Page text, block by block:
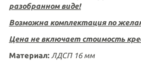
разобранном виде!
Возможна комплектация по
Цена не включает стоимость
Материал: ЛДСП 16 мм